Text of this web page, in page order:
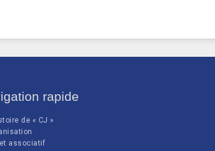
rapide
de « CJ »
associatif